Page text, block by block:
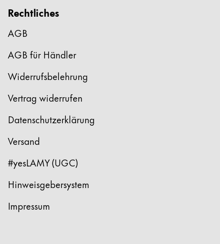
DE/AT
English
Naher Osten
Diese Region enthält Länder mit den Sprachen,
Ozeanien
Registrieren
Registrieren
Rechtliches
AGB
AGB für Händler
Widerrufsbelehrung
Vertrag widerrufen
Datenschutzerklärung
Versand
#yesLAMY (UGC)
Hinweisgebersystem
Impressum